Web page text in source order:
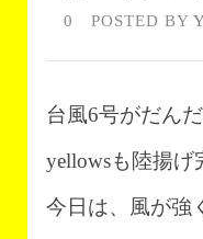
0 POSTED BY
台風6号がだん
yellowsも陸揚
今日は、風が強